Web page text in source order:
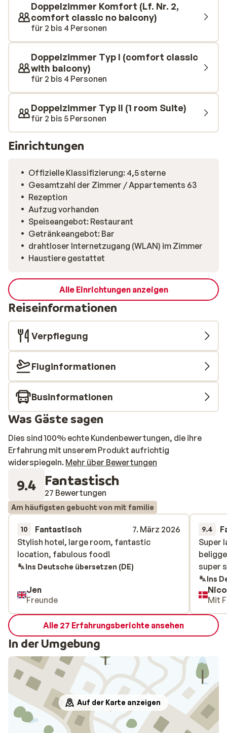
Doppelzimmer Komfort (Lf. Nr. 2,
comfort classic no balcony)
für 2 bis 4 Personen
Doppelzimmer Typ I (comfort classic
with balcony)
für 2 bis 4 Personen
Doppelzimmer Typ II (1 room Suite)
für 2 bis 5 Personen
Einrichtungen
Offizielle Klassifizierung: 4,5 sterne
Gesamtzahl der Zimmer / Appartements 63
Rezeption
Aufzug vorhanden
Speiseangebot: Restaurant
Getränkeangebot: Bar
drahtloser Internetzugang (WLAN) im Zimmer
Haustiere gestattet
Alle Einrichtungen anzeigen
Reiseinformationen
Verpflegung
Fluginformationen
Businformationen
Was Gäste sagen
Dies sind 100% echte Kundenbewertungen, die ihre
Erfahrung mit unserem Produkt aufrichtig
widerspiegeln. Mehr über Bewertungen
9.4 Fantastisch
27 Bewertungen
Am häufigsten gebucht von mit familie
10 Fantastisch
7. März 2026
Stylish hotel, large room, fantastic
location, fabulous food!
Stylish hotel, large room, fantastic
location, fabulous food!
Ins Deutsche übersetzen (DE)
Jen
Freunde
9.4
Super
super
Super
super
Ins
Mit
Alle 27 Erfahrungsberichte ansehen
In der Umgebung
Auf der Karte anzeigen